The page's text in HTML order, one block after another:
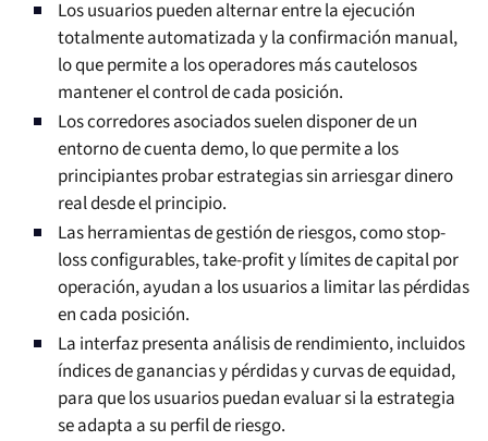
Los usuarios pueden alternar entre la ejecución
totalmente automatizada y la confirmación manual,
lo que permite a los operadores más cautelosos
mantener el control de cada posición.
Los corredores asociados suelen disponer de un
entorno de cuenta demo, lo que permite a los
principiantes probar estrategias sin arriesgar dinero
real desde el principio.
Las herramientas de gestión de riesgos, como stop-
loss configurables, take-profit y límites de capital por
operación, ayudan a los usuarios a limitar las pérdidas
en cada posición.
La interfaz presenta análisis de rendimiento, incluidos
índices de ganancias y pérdidas y curvas de equidad,
para que los usuarios puedan evaluar si la estrategia
se adapta a su perfil de riesgo.